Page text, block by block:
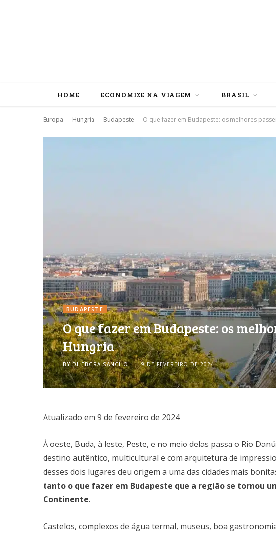
HOME ECONOMIZE NA VIAGEM BRASIL
Europa Hungria Budapeste O que fazer em Budapeste: os melhores
BUDAPESTE
O que fazer em Budapeste: os
Hungria
BY DHEBORA SANCHO 9 DE FEVEREIRO DE 2024
Atualizado em 9 de fevereiro de 2024
À oeste, Buda, à leste, Peste, e no meio delas passa o Rio
destino autêntico, multicultural e com arquitetura de
desses dois lugares deu origem a uma das cidades mais
tanto o que fazer em Budapeste que a região se tornou
Continente.
Castelos, complexos de água termal, museus, boa